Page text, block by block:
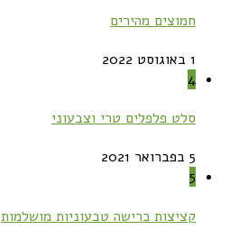
חמוצים מהירים
1 באוגוסט 2022
4
סלט פלפלים טרי וצבעוני
5 בפברואר 2021
5
קציצות כרישה טבעוניות מושלמות